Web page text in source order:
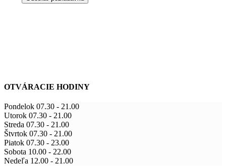
OTVÁRACIE HODINY
Pondelok 07.30 - 21.00
Utorok 07.30 - 21.00
Streda 07.30 - 21.00
Štvrtok 07.30 - 21.00
Piatok 07.30 - 23.00
Sobota 10.00 - 22.00
Nedeľa 12.00 - 21.00